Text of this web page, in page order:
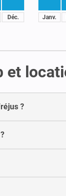
Déc. Janv.
?